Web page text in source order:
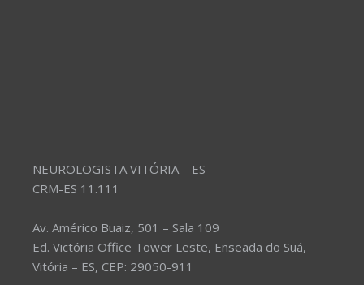
NEUROLOGISTA VITÓRIA – ES
CRM-ES 11.111
Av. Américo Buaiz, 501 – Sala 109
Ed. Victória Office Tower Leste, Enseada do Suá,
Vitória – ES, CEP: 29050-911